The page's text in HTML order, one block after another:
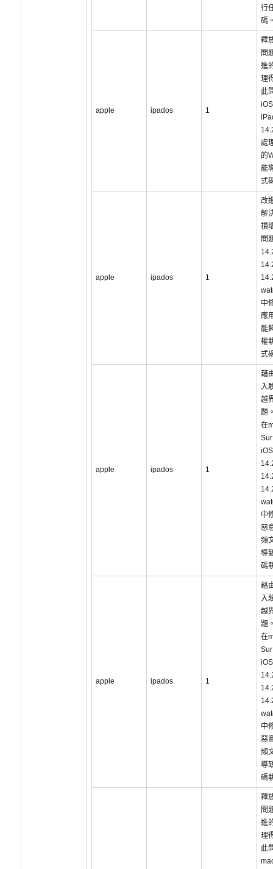
行
碼
apple ipados 1
釋
問
進
理
此
處
的
能
式
apple ipados 1
改
解
損
問
中
應
能
權
式
apple ipados 1
藉
入
越
題
在
iOS
中
惡
頻
導
碼
apple ipados 1
藉
入
越
題
在
iOS
中
惡
頻
導
碼
釋
問
進
理
此